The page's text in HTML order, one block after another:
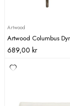
Artwood
Artwood Columbus
689,00 kr